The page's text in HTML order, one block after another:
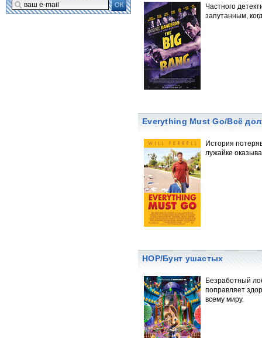
Частного
запутанным,
Everything Must Go/Всё
История
лужайке
HOP/Бунт ушастых
Безработный
поправляет
всему миру.
ОК